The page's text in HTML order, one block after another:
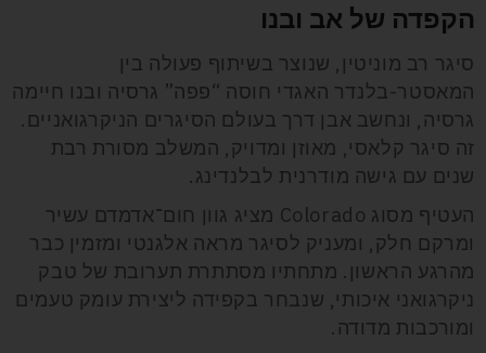
הקפדה של אב ובנו
סיגר רב מוניטין, שנוצר בשיתוף פעולה בין
המאסטר-בלנדר האגדי חוסה “פפה” גרסיה ובנו חיימה
גרסיה, ונחשב אבן דרך בעולם הסיגרים הניקרגואניים.
זה סיגר קלאסי, מאוזן ומדויק, המשלב מסורת רבת
שנים עם גישה מודרנית לבלנדינג.
העטיף מסוג Colorado מציג גוון חום־אדמדם עשיר
ומרקם חלק, ומעניק לסיגר מראה אלגנטי ומזמין כבר
מהרגע הראשון. מתחתיו מסתתרת תערובת של טבק
ניקרגואני איכותי, שנבחר בקפידה ליצירת עומק טעמים
ומורכבות מדודה.